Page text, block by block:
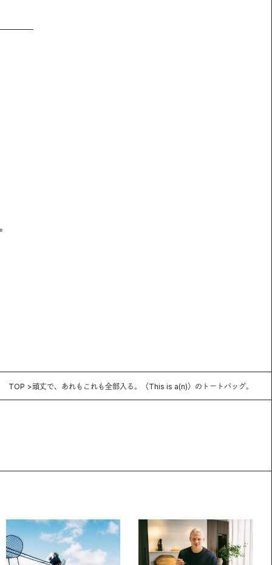
TOP 頑丈で、あれもこれも全部入る。〈This is a(n)〉のトートバッグ。